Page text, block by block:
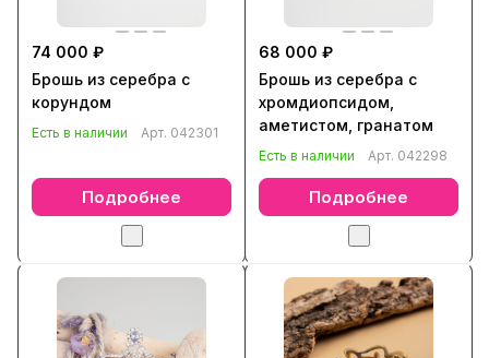
74 000 ₽
Брошь из серебра с
корундом
Есть в наличии Арт. 042301
Подробнее
68 000 ₽
Брошь из серебра с
хромдиопсидом,
аметистом, гранатом
Есть в наличии Арт. 042298
Подробнее